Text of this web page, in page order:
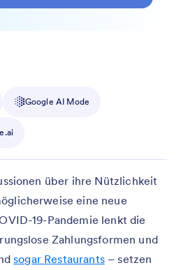
Google AI Mode
über ihre Nützlichkeit
eine neue
19-Pandemie lenkt die
Zahlungsformen und
sogar Restaurants– setzen